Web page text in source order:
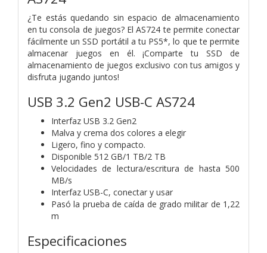
¿Te estás quedando sin espacio de almacenamiento
en tu consola de juegos? El AS724 te permite conectar
fácilmente un SSD portátil a tu PS5*, lo que te permite
almacenar juegos en él. ¡Comparte tu SSD de
almacenamiento de juegos exclusivo con tus amigos y
disfruta jugando juntos!
USB 3.2 Gen2 USB-C AS724
Interfaz USB 3.2 Gen2
Malva y crema dos colores a elegir
Ligero, fino y compacto.
Disponible 512 GB/1 TB/2 TB
Velocidades de lectura/escritura de hasta 500
MB/s
Interfaz USB-C, conectar y usar
Pasó la prueba de caída de grado militar de 1,22
m
Especificaciones